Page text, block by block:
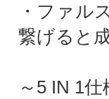
・ファル
繋げると
～5 IN 1仕